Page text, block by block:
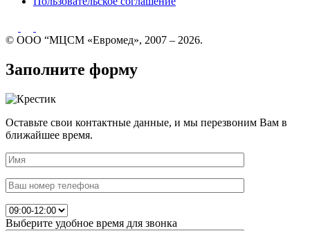
© ООО “МЦСМ «Евромед», 2007 – 2026.
Заполните форму
Оставьте свои контактные данные, и мы перезвоним Вам в
ближайшее время.
Выберите удобное время для звонка